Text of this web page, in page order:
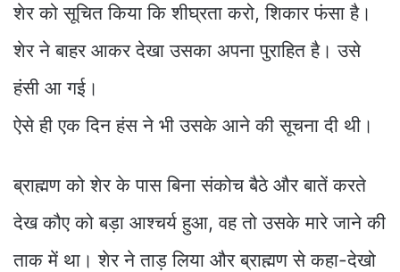
शेर को सूचित किया कि शीघ्रता करो, शिकार फंसा है।
शेर ने बाहर आकर देखा उसका अपना पुराहित है। उसे
हंसी आ गई।
ऐसे ही एक दिन हंस ने भी उसके आने की सूचना दी थी।
ब्राह्मण को शेर के पास बिना संकोच बैठे और बातें करते
देख कौए को बड़ा आश्चर्य हुआ, वह तो उसके मारे जाने की
ताक में था। शेर ने ताड़ लिया और ब्राह्मण से कहा-देखो